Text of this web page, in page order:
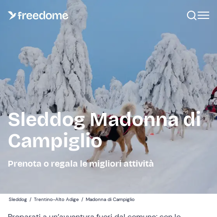
Sleddog Madonna di
Campiglio
Prenota o regala le migliori attività
Sleddog / Trentino-Alto Adige / Madonna di Campiglio